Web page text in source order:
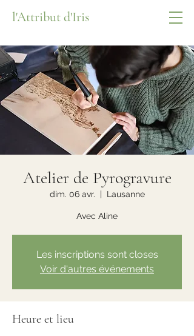
l'Attribut d'Iris
Atelier de Pyrogravure
dim. 06 avr.
  |
Lausanne
Avec Aline
Les inscriptions sont closes
Voir d'autres événements
Heure et lieu